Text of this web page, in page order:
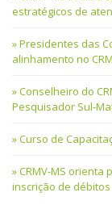
estratégicos de
Presidentes das
alinhamento no
Conselheiro do
Pesquisador Sul-
Curso de
CRMV-MS
inscrição de débitos